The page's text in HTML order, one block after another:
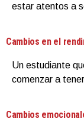
estar atentos a
Cambios en el
Un estudiante
comenzar a
Cambios